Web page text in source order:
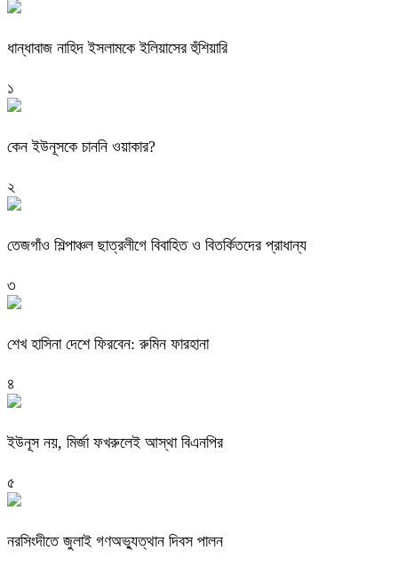
ধান্ধাবাজ নাহিদ ইসলামকে ইলিয়াসের হুঁশিয়ারি
১
কেন ইউনূসকে চাননি ওয়াকার?
২
তেজগাঁও শিল্পাঞ্চল ছাত্রলীগে বিবাহিত ও বিতর্কিতদের প্রাধান্য
৩
শেখ হাসিনা দেশে ফিরবেন: রুমিন ফারহানা
৪
ইউনূস নয়, মির্জা ফখরুলেই আস্থা বিএনপির
৫
নরসিংদীতে জুলাই গণঅভ্যুত্থান দিবস পালন